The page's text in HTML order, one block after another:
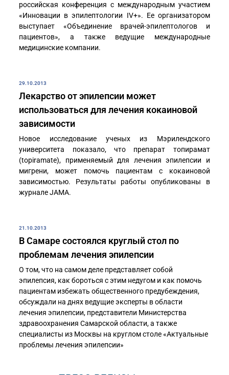
российская конференция с международным участием
«Инновации в эпилептологии IV+». Ее организатором
выступает «Объединение врачей-эпилептологов и
пациентов», а также ведущие международные
медицинские компании.
29.10.2013
Лекарство от эпилепсии может
использоваться для лечения кокаиновой
зависимости
Новое исследование ученых из Мэрилендского
университета показало, что препарат топирамат
(topiramate), применяемый для лечения эпилепсии и
мигрени, может помочь пациентам с кокаиновой
зависимостью. Результаты работы опубликованы в
журнале JAMA.
21.10.2013
В Самаре состоялся круглый стол по
проблемам лечения эпилепсии
О том, что на самом деле представляет собой
эпилепсия, как бороться с этим недугом и как помочь
пациентам избежать общественного предубеждения,
обсуждали на днях ведущие эксперты в области
лечения эпилепсии, представители Министерства
здравоохранения Самарской области, а также
специалисты из Москвы на круглом столе «Актуальные
проблемы лечения эпилепсии»